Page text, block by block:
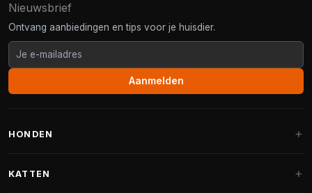
Nieuwsbrief
Ontvang aanbiedingen en tips voor je huisdier.
Aanmelden
HONDEN
KATTEN